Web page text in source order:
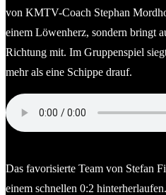
von KMTV-Coach Stephan
einem Löwenherz, sondern bringt
Richtung mit. Im Gruppenspiel
mehr als eine Schippe drauf.
Das favorisierte Team von Stefan
einem schnellen 0:2